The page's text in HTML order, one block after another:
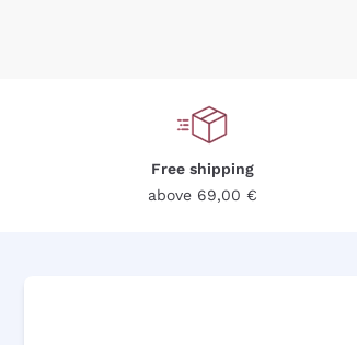
Free shipping
above 69,00 €